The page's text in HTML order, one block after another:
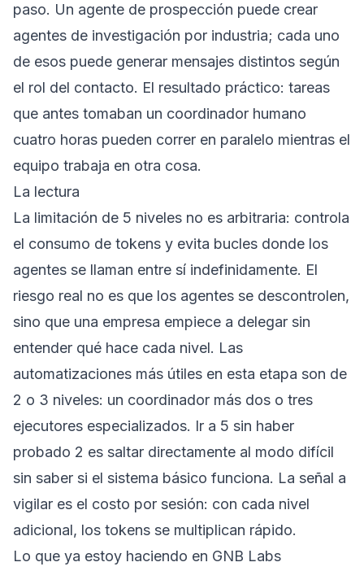
paso. Un agente de prospección puede crear
agentes de investigación por industria; cada uno
de esos puede generar mensajes distintos según
el rol del contacto. El resultado práctico: tareas
que antes tomaban un coordinador humano
cuatro horas pueden correr en paralelo mientras el
equipo trabaja en otra cosa.
La lectura
La limitación de 5 niveles no es arbitraria: controla
el consumo de tokens y evita bucles donde los
agentes se llaman entre sí indefinidamente. El
riesgo real no es que los agentes se descontrolen,
sino que una empresa empiece a delegar sin
entender qué hace cada nivel. Las
automatizaciones más útiles en esta etapa son de
2 o 3 niveles: un coordinador más dos o tres
ejecutores especializados. Ir a 5 sin haber
probado 2 es saltar directamente al modo difícil
sin saber si el sistema básico funciona. La señal a
vigilar es el costo por sesión: con cada nivel
adicional, los tokens se multiplican rápido.
Lo que ya estoy haciendo en GNB Labs